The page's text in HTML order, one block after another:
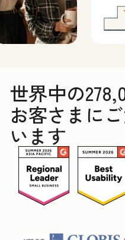
世界中の
お客さまに
います